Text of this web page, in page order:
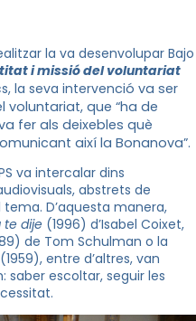
la va desenvolupar Bajo
i missió del voluntariat
la seva intervenció va ser
que “ha de
fer als deixebles què
així la Bonanova”.
va intercalar dins
abstrets de
D’aquesta manera,
te dije (1996) d’Isabel Coixet,
de Tom Schulman o la
entre d’altres, van
escoltar, seguir les